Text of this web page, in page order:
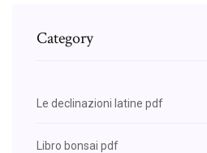
Category
Le declinazioni latine pdf
Libro bonsai pdf